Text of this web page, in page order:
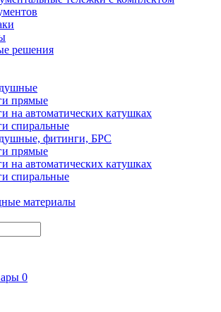
решения
прямые
на автоматических катушках
спиральные
фитинги, БРС
прямые
на автоматических катушках
спиральные
материалы
0